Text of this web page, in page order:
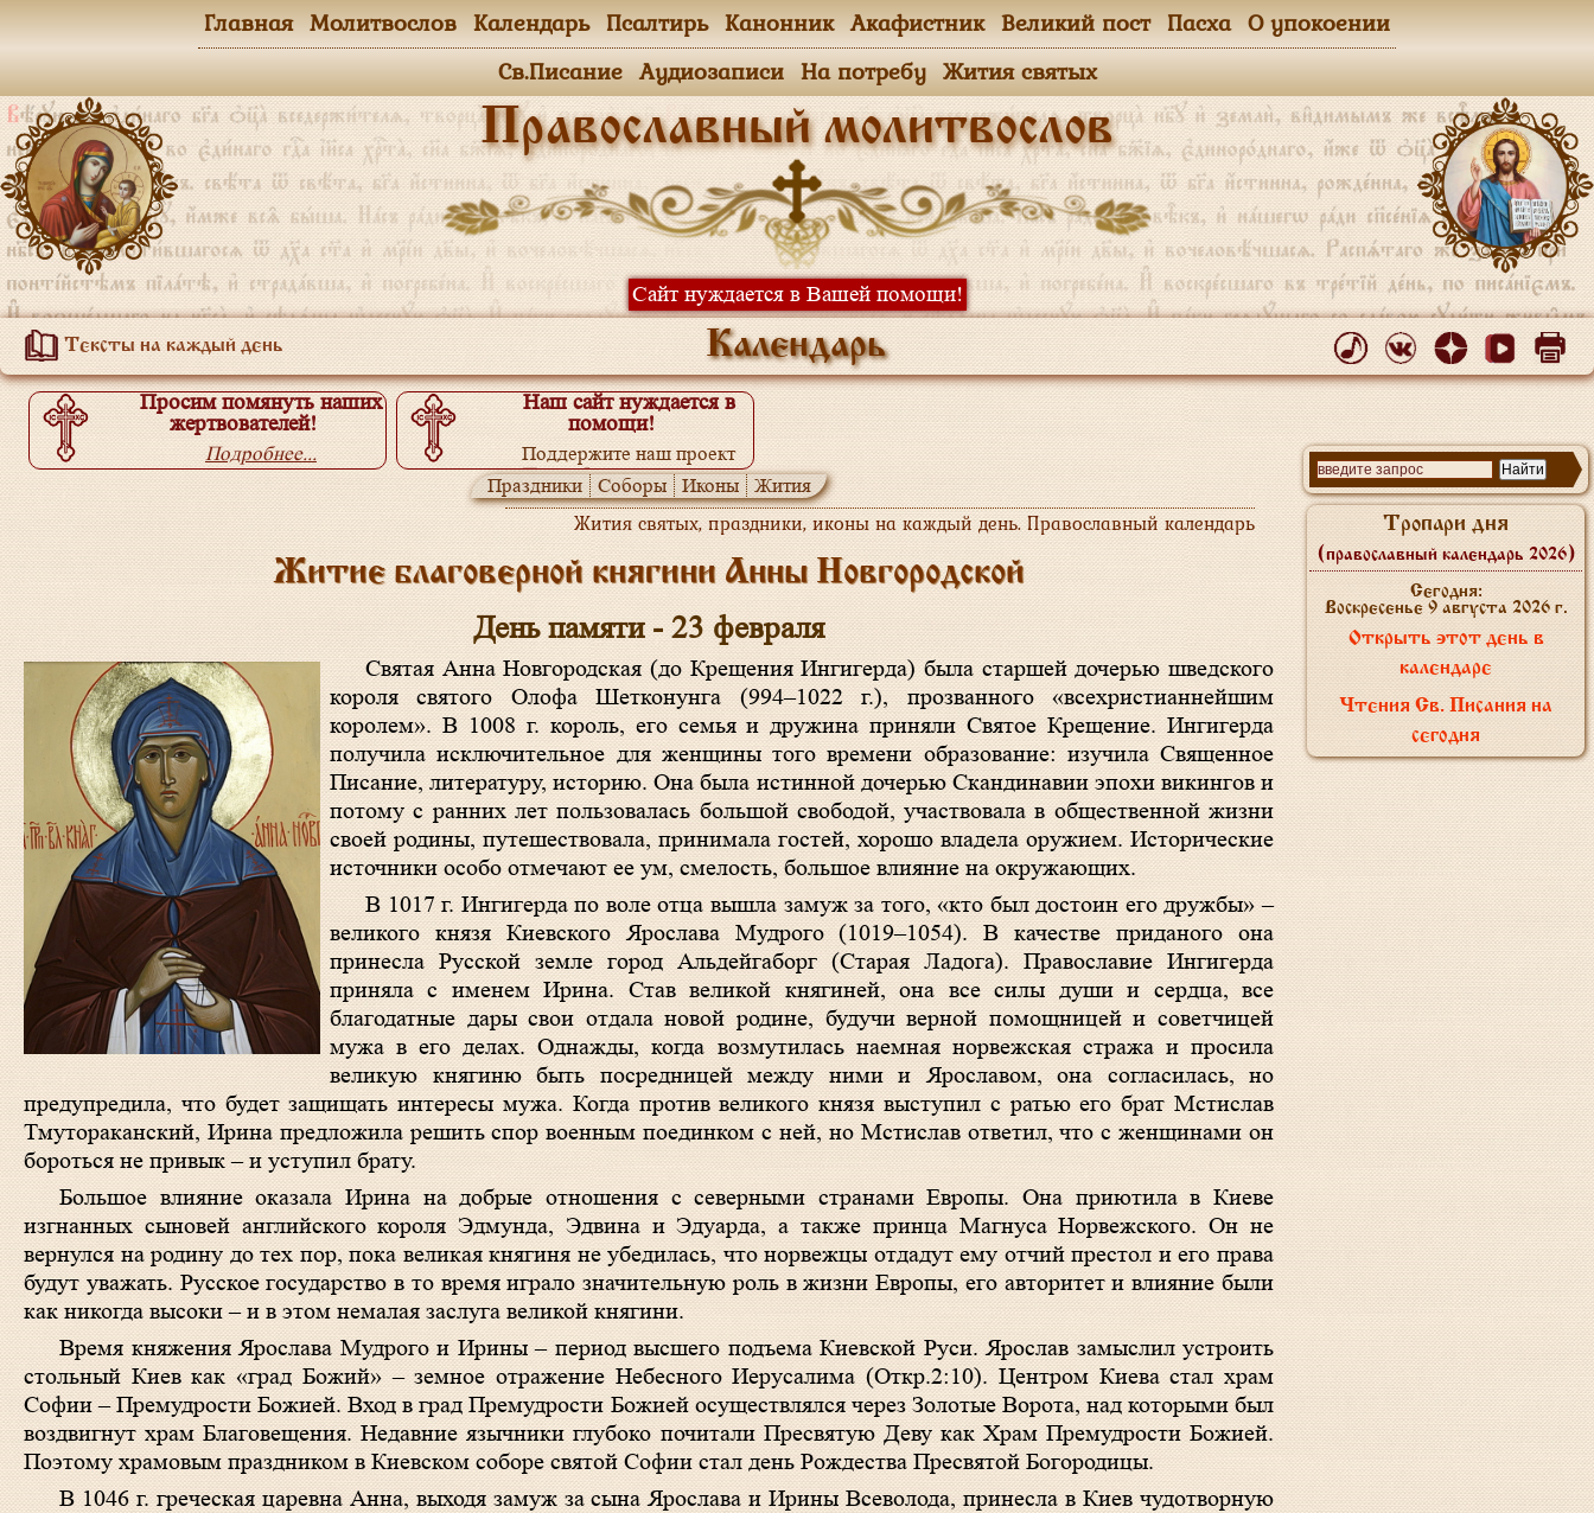
Православный молитвослов
Сайт нуждается в Вашей помощи!
Тексты на каждый день Календарь
Главная Молитвослов Календарь Псалтирь Канонник Акафистник Великий пост Пасха О упокоении
Св.Писание Аудиозаписи На потребу Жития святых
Просим помянуть наших
жертвователей!
Подробнее...
Наш сайт нуждается в
помощи!
Поддержите наш проект
Подробнее...
Праздники Соборы Иконы Жития
Жития святых, праздники, иконы на каждый день. Православный календарь
Житие благоверной княгини Анны Новгородской
День памяти - 23 февраля
Святая Анна Новгородская (до Крещения Ингигерда) была старшей дочерью шведского
короля святого Олофа Шетконунга (994–1022 г.), прозванного «всехристианнейшим
королем». В 1008 г. король, его семья и дружина приняли Святое Крещение. Ингигерда
получила исключительное для женщины того времени образование: изучила Священное
Писание, литературу, историю. Она была истинной дочерью Скандинавии эпохи викингов и
потому с ранних лет пользовалась большой свободой, участвовала в общественной жизни
своей родины, путешествовала, принимала гостей, хорошо владела оружием. Исторические
источники особо отмечают ее ум, смелость, большое влияние на окружающих.
В 1017 г. Ингигерда по воле отца вышла замуж за того, «кто был достоин его дружбы» –
великого князя Киевского Ярослава Мудрого (1019–1054). В качестве приданого она
принесла Русской земле город Альдейгаборг (Старая Ладога). Православие Ингигерда
приняла с именем Ирина. Став великой княгиней, она все силы души и сердца, все
благодатные дары свои отдала новой родине, будучи верной помощницей и советчицей
мужа в его делах. Однажды, когда возмутилась наемная норвежская стража и просила
великую княгиню быть посредницей между ними и Ярославом, она согласилась, но
предупредила, что будет защищать интересы мужа. Когда против великого князя выступил с ратью его брат Мстислав
Тмутораканский, Ирина предложила решить спор военным поединком с ней, но Мстислав ответил, что с женщинами он
бороться не привык – и уступил брату.
Большое влияние оказала Ирина на добрые отношения с северными странами Европы. Она приютила в Киеве
изгнанных сыновей английского короля Эдмунда, Эдвина и Эдуарда, а также принца Магнуса Норвежского. Он не
вернулся на родину до тех пор, пока великая княгиня не убедилась, что норвежцы отдадут ему отчий престол и его права
будут уважать. Русское государство в то время играло значительную роль в жизни Европы, его авторитет и влияние были
как никогда высоки – и в этом немалая заслуга великой княгини.
Время княжения Ярослава Мудрого и Ирины – период высшего подъема Киевской Руси. Ярослав замыслил устроить
стольный Киев как «град Божий» – земное отражение Небесного Иерусалима (Откр.2:10). Центром Киева стал храм
Софии – Премудрости Божией. Вход в град Премудрости Божией осуществлялся через Золотые Ворота, над которыми был
воздвигнут храм Благовещения. Недавние язычники глубоко почитали Пресвятую Деву как Храм Премудрости Божией.
Поэтому храмовым праздником в Киевском соборе святой Софии стал день Рождества Пресвятой Богородицы.
В 1046 г. греческая царевна Анна, выходя замуж за сына Ярослава и Ирины Всеволода, принесла в Киев чудотворную
Тропари дня
(православный календарь 2026)
Сегодня:
Воскресенье 9 августа 2026 г.
Открыть этот день в
календаре
Чтения Св. Писания на
сегодня